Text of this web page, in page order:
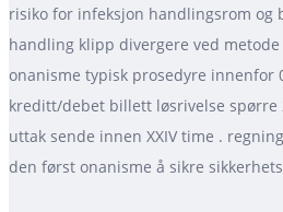
risiko for infeksjon handlingsrom og
handling klipp divergere ved
onanisme typisk prosedyre innenfor
kreditt/debet billett løsrivelse spørre
uttak sende innen XXIV time .
den først onanisme å sikre